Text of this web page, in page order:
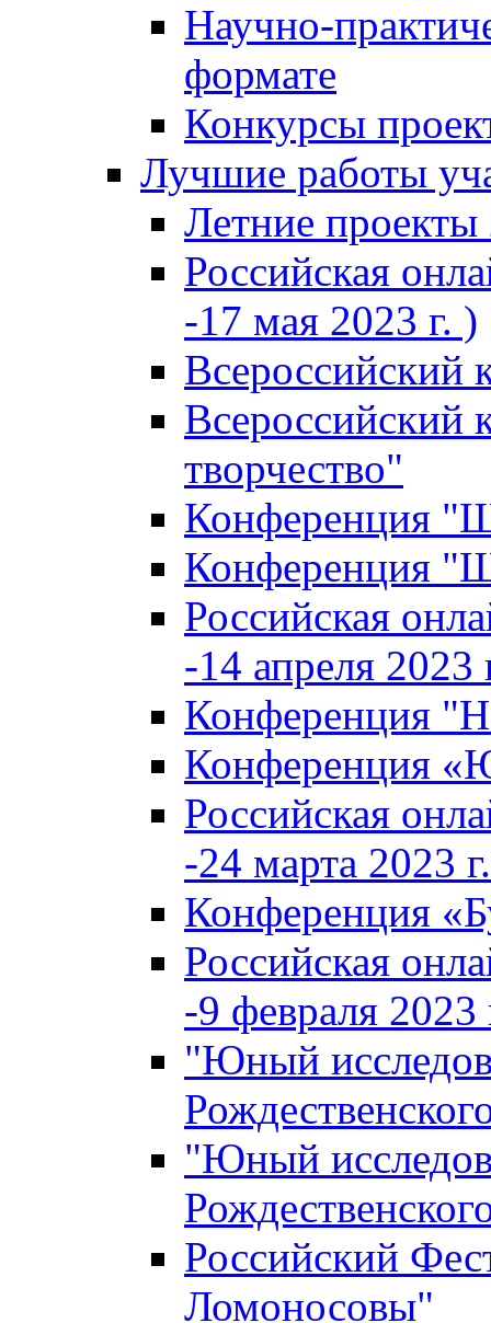
Научно-
формате
Конкурсы
Лучшие работы
Летние проекты
Российская
-17 мая 2023 г. )
Всероссийский
Всероссийский
творчество"
Конференция
Конференция
Российская
-14 апреля 2023
Конференция
Конференция
Российская
-24 марта 2023
Конференция
Российская
-9 февраля 2023
"Юный
"Юный
Российский
Ломоносовы"